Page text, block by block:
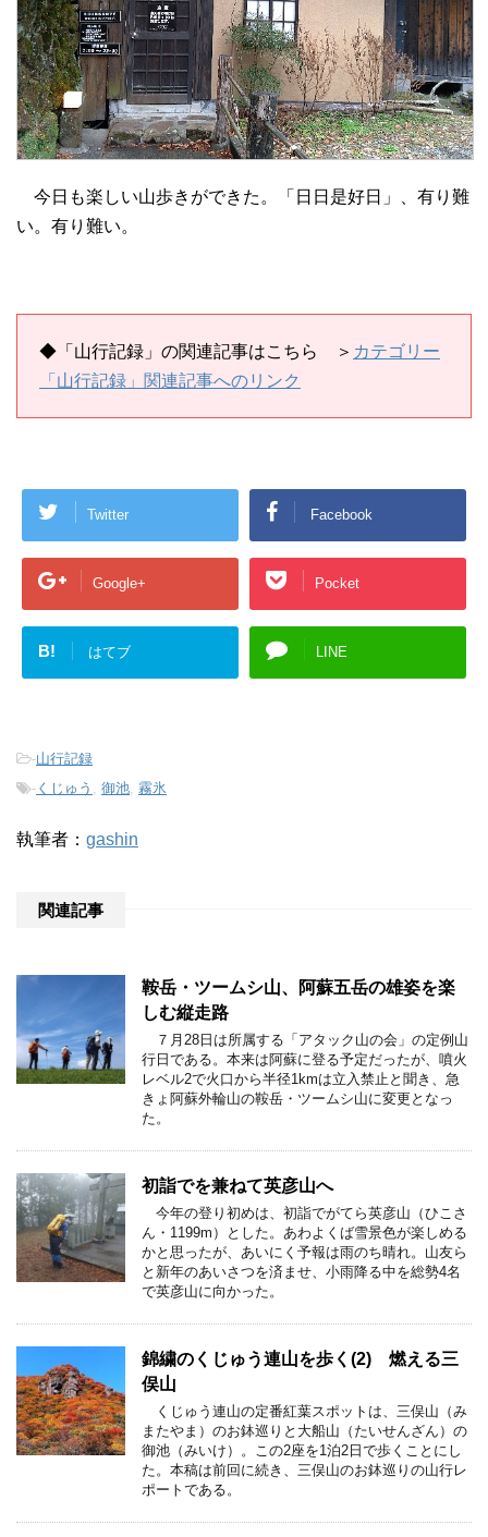
今日も楽しい山歩きができた。「日日是好日」、有り難
い。有り難い。
◆ 「山行記録」の関連記事はこちら ＞ カテゴリー
「山行記録」関連記事へのリンク
Twitter Facebook
Google+ Pocket
B! はてブ LINE
-山行記録
- くじゅう 御池 霧氷
執筆者： gashin
関連記事
鞍岳・ツームシ山、阿蘇五岳の雄姿を楽
しむ縦走路
７月28日は所属する「アタック山の会」の定例山
行日である。本来は阿蘇に登る予定だったが、噴火
レベル2で火口から半径1kmは立入禁止と聞き、急
きょ阿蘇外輪山の鞍岳・ツームシ山に変更となっ
た。
初詣でを兼ねて英彦山へ
今年の登り初めは、初詣でがてら英彦山（ひこさ
ん・1199m）とした。あわよくば雪景色が楽しめる
かと思ったが、あいにく予報は雨のち晴れ。山友ら
と新年のあいさつを済ませ、小雨降る中を総勢4名
で英彦山に向かった。
錦繍のくじゅう連山を歩く(2) 燃える三
俣山
くじゅう連山の定番紅葉スポットは、三俣山（み
またやま）のお鉢巡りと大船山（たいせんざん）の
御池（みいけ）。この2座を1泊2日で歩くことにし
た。本稿は前回に続き、三俣山のお鉢巡りの山行レ
ポートである。